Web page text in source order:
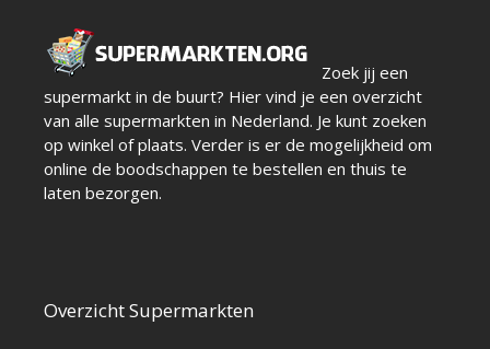
Zoek jij een
supermarkt in de buurt? Hier vind je een overzicht
van alle supermarkten in Nederland. Je kunt zoeken
op winkel of plaats. Verder is er de mogelijkheid om
online de boodschappen te bestellen en thuis te
laten bezorgen.
Overzicht Supermarkten